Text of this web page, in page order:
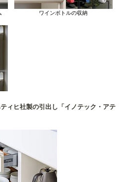
ワインボトルの収納
ィヒ社製の引出し「イノテック・アテ